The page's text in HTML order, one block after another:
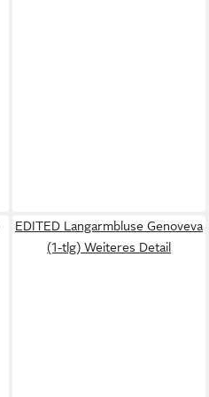
EDITED Langarmbluse Genoveva
(1-tlg) Weiteres Detail